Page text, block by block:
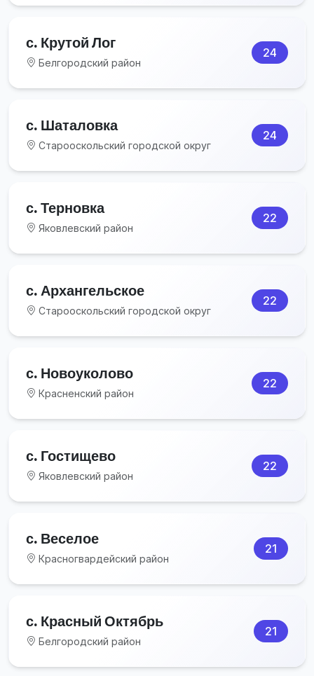
с. Крутой Лог
Белгородский район
24
с. Шаталовка
Старооскольский городской округ
24
с. Терновка
Яковлевский район
22
с. Архангельское
Старооскольский городской округ
22
с. Новоуколово
Красненский район
22
с. Гостищево
Яковлевский район
22
с. Веселое
Красногвардейский район
21
с. Красный Октябрь
Белгородский район
21